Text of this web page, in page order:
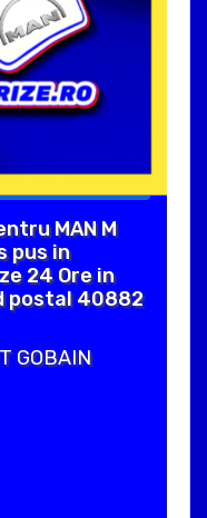
MAN M
pus in
24 Ore in
postal 40882
GOBAIN